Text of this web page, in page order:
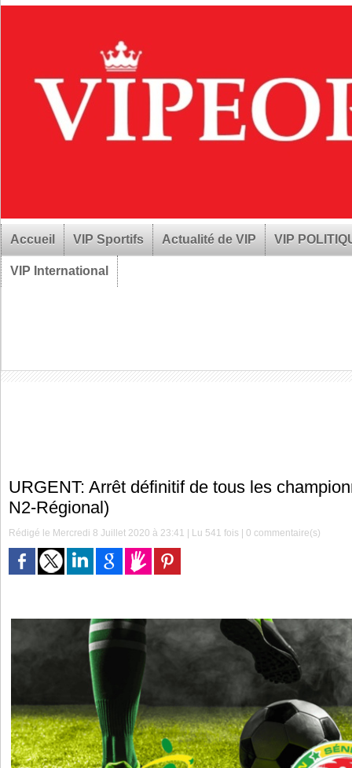
Accueil VIP Sportifs Actualité de VIP VIP
VIP International
URGENT: Arrêt définitif de tous les
N2-Régional)
Rédigé le Mercredi 8 Juillet 2020 à 23:41 | Lu 541 fois |0 commentaire(s)